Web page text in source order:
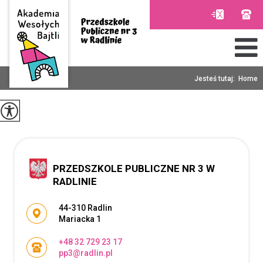
Jesteś tutaj: Home
PRZEDSZKOLE PUBLICZNE NR 3 W
RADLINIE
Adres pocztowy:
44-310 Radlin
Mariacka 1
+48 32 729 23 17
pp3@radlin.pl